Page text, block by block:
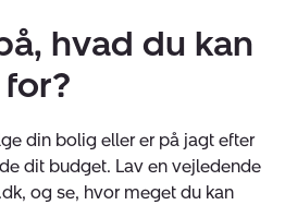
hvad du kan
din bolig eller er på jagt efter
dit budget. Lav en vejledende
og se, hvor meget du kan